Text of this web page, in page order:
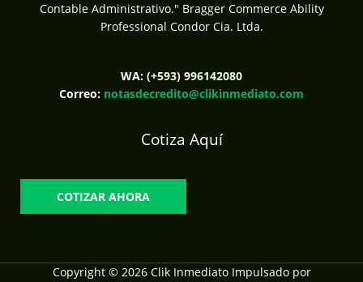
Contable Administrativo." Bragger Commerce Ability
Professional Condor Cia. Ltda.
WA: (+593) 996142080
Correo: notasdecredito@clikinmediato.com
Cotiza Aquí
COTIZAR AHORA
Copyright © 2026 Clik Inmediato Impulsado por